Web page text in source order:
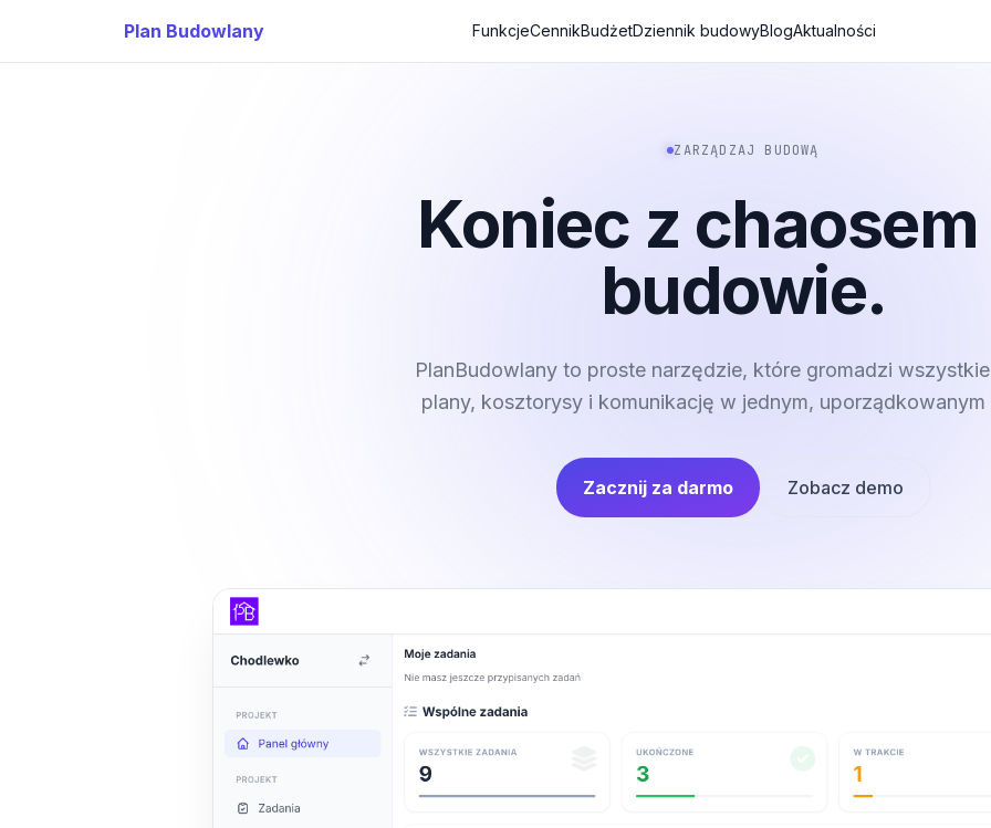
Plan Budowlany FunkcjeCennikBudżetDziennik budowyBlogAktualności
ZARZĄDZAJ BUDOWĄ
Koniec z chaosem
budowie.
PlanBudowlany to proste narzędzie, które gromadzi
plany, kosztorysy i komunikację w jednym, uporządkowanym
Zacznij za darmo Zobacz demo